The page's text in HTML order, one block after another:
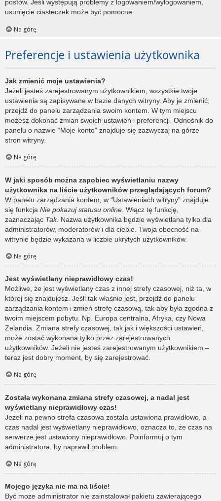
postów. Jeśli występują problemy z logowaniem/wylogowaniem,
usunięcie ciasteczek może być pomocne.
Na górę
Preferencje i ustawienia użytkownika
Jak zmienić moje ustawienia?
Jeżeli jesteś zarejestrowanym użytkownikiem, wszystkie twoje
ustawienia są zapisywane w bazie danych witryny. Aby je zmienić,
przejdź do panelu zarządzania swoim kontem. W tym miejscu
możesz dokonać zmian swoich ustawień i preferencji. Odnośnik do
panelu o nazwie “Moje konto” znajduje się zazwyczaj na górze
stron witryny.
Na górę
W jaki sposób można zapobiec wyświetlaniu nazwy
użytkownika na liście użytkowników przeglądających forum?
W panelu zarządzania kontem, w “Ustawieniach witryny” znajduje
się funkcja Nie pokazuj statusu online . Włącz tę funkcję,
zaznaczając Tak. Nazwa użytkownika będzie wyświetlana tylko dla
administratorów, moderatorów i dla ciebie. Twoja obecność na
witrynie będzie wykazana w liczbie ukrytych użytkowników.
Na górę
Jest wyświetlany nieprawidłowy czas!
Możliwe, że jest wyświetlany czas z innej strefy czasowej, niż ta, w
której się znajdujesz. Jeśli tak właśnie jest, przejdź do panelu
zarządzania kontem i zmień strefę czasową, tak aby była zgodna z
twoim miejscem pobytu. Np. Europa centralna, Afryka, czy Nowa
Zelandia. Zmiana strefy czasowej, tak jak i większości ustawień,
może zostać wykonana tylko przez zarejestrowanych
użytkowników. Jeżeli nie jesteś zarejestrowanym użytkownikiem –
teraz jest dobry moment, by się zarejestrować.
Na górę
Została wykonana zmiana strefy czasowej, a nadal jest
wyświetlany nieprawidłowy czas!
Jeżeli na pewno strefa czasowa została ustawiona prawidłowo, a
czas nadal jest wyświetlany nieprawidłowo, oznacza to, że czas na
serwerze jest ustawiony nieprawidłowo. Poinformuj o tym
administratora, by naprawił problem.
Na górę
Mojego języka nie ma na liście!
Być może administrator nie zainstalował pakietu zawierającego